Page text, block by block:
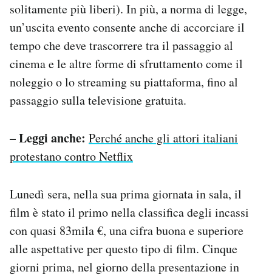
solitamente più liberi). In più, a norma di legge,
un’uscita evento consente anche di accorciare il
tempo che deve trascorrere tra il passaggio al
cinema e le altre forme di sfruttamento come il
noleggio o lo streaming su piattaforma, fino al
passaggio sulla televisione gratuita.
– Leggi anche: Perché anche gli attori italiani
protestano contro Netflix
Lunedì sera, nella sua prima giornata in sala, il
film è stato il primo nella classifica degli incassi
con quasi 83mila €, una cifra buona e superiore
alle aspettative per questo tipo di film. Cinque
giorni prima, nel giorno della presentazione in